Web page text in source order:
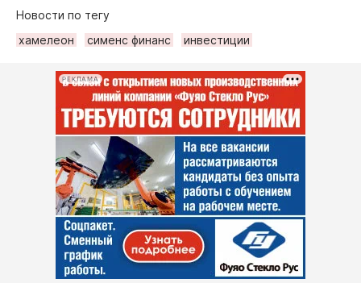
Новости по тегу
хамелеон
сименс финанс инвестиции
РЕКЛАМА